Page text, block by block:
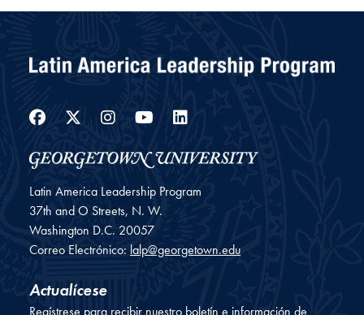
Facebook
Twitter
Instagram
YouTube
LinkedIn
Latin America Leadership Program
37th and O Streets, N. W.
Washington D.C. 20057
Correo Electrónico: lalp@georgetown.edu
Actualícese